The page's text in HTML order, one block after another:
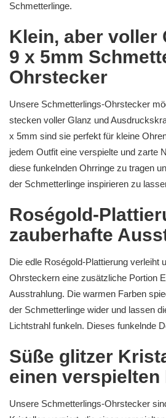
Schmetterlinge.
Klein, aber voller
9 x 5mm
Ohrstecker
Unsere Schmetterlings-Ohrstecker
stecken voller Glanz und
x 5mm sind sie perfekt für kleine
jedem Outfit eine verspielte und zarte
diese funkelnden Ohrringe zu tragen
der Schmetterlinge inspirieren zu
Roségold-
zauberhafte
Die edle Roségold-Plattierung verleiht
Ohrsteckern eine zusätzliche Portion
Ausstrahlung. Die warmen Farben
der Schmetterlinge wider und lassen
Lichtstrahl funkeln. Dieses funkelnde
Süße glitzer
einen verspielten
Unsere Schmetterlings-Ohrstecker